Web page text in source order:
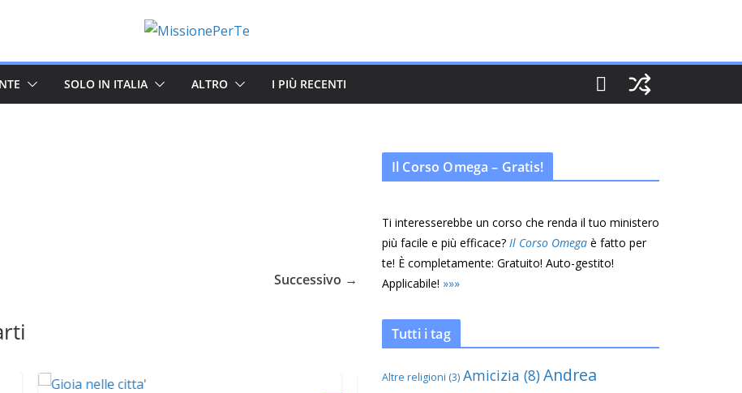
SOLO IN ITALIA ALTRO I PIÙ RECENTI
Successivo →
Il Corso Omega – Gratis!
Ti interesserebbe un corso che renda il tuo ministero
più facile e più efficace? Il Corso Omega è fatto per
te! È completamente: Gratuito! Auto-gestito!
Applicabile! »»»
Tutti i tag
Altre religioni (3) Amicizia (8)Andrea